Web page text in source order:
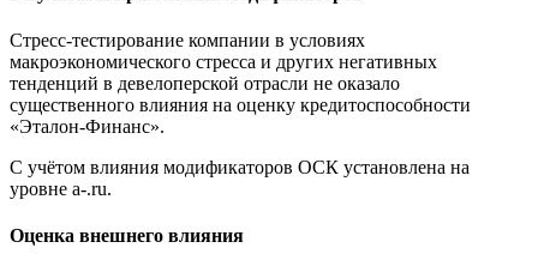
Стресс-тестирование компании в условиях
макроэкономического стресса и других негативных
тенденций в девелоперской отрасли не оказало
существенного влияния на оценку кредитоспособности
«Эталон-Финанс».
С учётом влияния модификаторов ОСК установлена на
уровне a-.ru.
Оценка внешнего влияния